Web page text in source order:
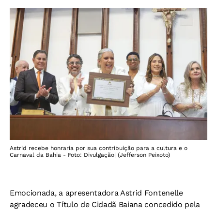
Astrid recebe honraria por sua contribuição para a cultura e o
Carnaval da Bahia - Foto: Divulgação| (Jefferson Peixoto)
Emocionada, a apresentadora Astrid Fontenelle
agradeceu o Título de Cidadã Baiana concedido pela